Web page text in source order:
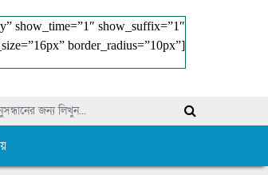
show_time=”1″ show_suffix=”1″
border_radius=”10px”]